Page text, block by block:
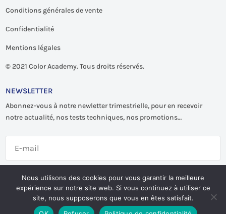
Conditions générales de vente
Confidentialité
Mentions légales
© 2021 Color Academy. Tous droits réservés.
NEWSLETTER
Abonnez-vous à notre newletter trimestrielle, pour en recevoir
notre actualité, nos tests techniques, nos promotions…
S'abonner
Nous utilisons des cookies pour vous garantir la meilleure
expérience sur notre site web. Si vous continuez à utiliser ce
site, nous supposerons que vous en êtes satisfait.